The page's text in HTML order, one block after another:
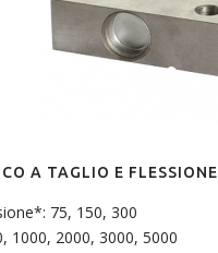
A TAGLIO E FLESSIONE
75, 150, 300
1000, 2000, 3000, 5000